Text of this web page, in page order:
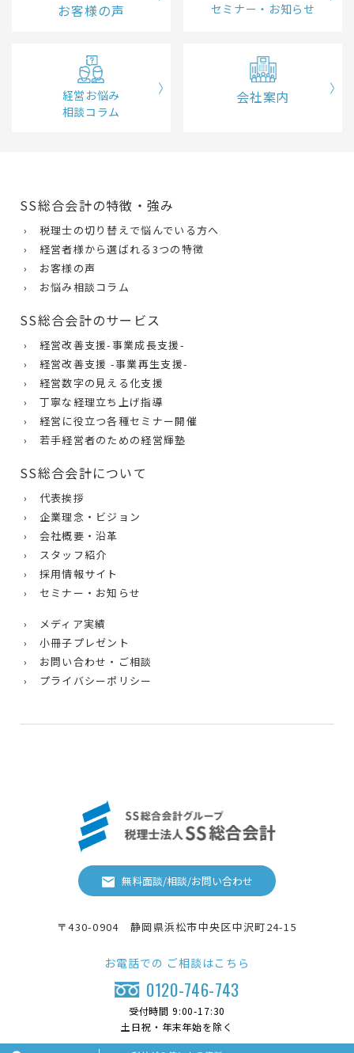
お客様の声 セミナー・お知らせ
経営お悩み
相談コラム
会社案内
SS総合会計の特徴・強み
› 税理士の切り替えで悩んでいる方へ
› 経営者様から選ばれる3つの特徴
› お客様の声
› お悩み相談コラム
SS総合会計のサービス
› 経営改善支援-事業成長支援-
› 経営改善支援 -事業再生支援-
› 経営数字の見える化支援
› 丁寧な経理立ち上げ指導
› 経営に役立つ各種セミナー開催
› 若手経営者のための経営輝塾
SS総合会計について
› 代表挨拶
› 企業理念・ビジョン
› 会社概要・沿革
› スタッフ紹介
› 採用情報サイト
› セミナー・お知らせ
› メディア実績
› 小冊子プレゼント
› お問い合わせ・ご相談
› プライバシーポリシー
無料面談/相談/お問い合わせ
〒430-0904 静岡県浜松市中央区中沢町24-15
お電話での ご相談はこちら
0120-746-743
受付時間 9:00-17:30
土日祝・年末年始を除く